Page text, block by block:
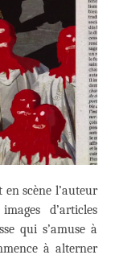
scène l’auteur
d’articles
qui s’amuse à
à alterner